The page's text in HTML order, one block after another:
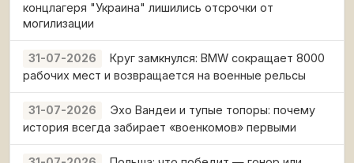
концлагеря "Украина" лишились отсрочки от
могилизации
31-07-2026
Круг замкнулся: BMW сокращает 8000
рабочих мест и возвращается на военные рельсы
31-07-2026
Эхо Вандеи и тупые топоры: почему
история всегда забирает «военкомов» первыми